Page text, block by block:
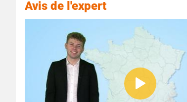
Avis de l'expert